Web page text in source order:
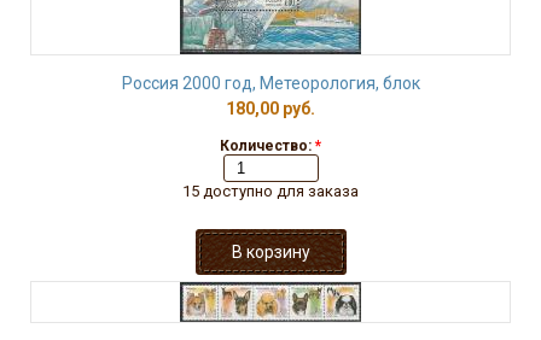
Россия 2000 год, Метеорология, блок
180,00 руб.
Количество: *
15 доступно для заказа